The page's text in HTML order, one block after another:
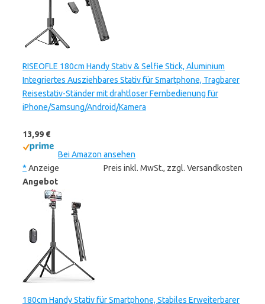
RISEOFLE 180cm Handy Stativ & Selfie Stick, Aluminium
Integriertes Ausziehbares Stativ für Smartphone, Tragbarer
Reisestativ-Ständer mit drahtloser Fernbedienung für
iPhone/Samsung/Android/Kamera
13,99 €
Bei Amazon ansehen
* Anzeige
Preis inkl. MwSt., zzgl. Versandkosten
Angebot
180cm Handy Stativ für Smartphone, Stabiles Erweiterbarer